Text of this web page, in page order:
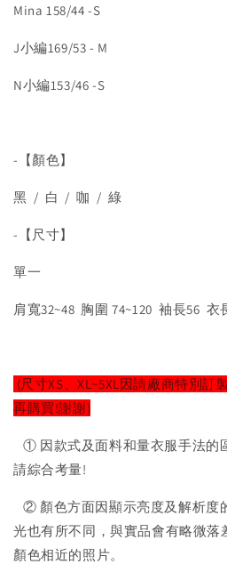
Mina 158/44 -S
J小編169/53 - M
N小編153/46 -S
-【顏色】
黑 / 白 / 咖 / 綠
-【尺寸】
單一
肩寬32~48 胸圍 74~120 袖長56 衣
(尺寸XS、XL~5XL因請廠商特別
再購買!謝謝)
① 因款式及面料和量衣服手法的
請綜合考量!
② 顏色方面因顯示亮度及解析度
光也有所不同，與實品會有略微落
顏色相近的照片。